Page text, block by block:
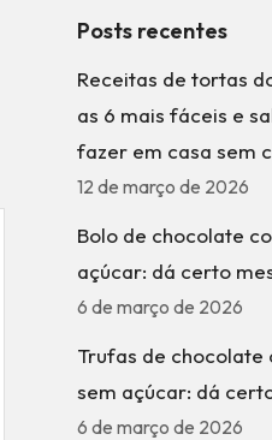
Posts recentes
Receitas de tortas
as 6 mais fáceis e
fazer em casa sem
12 de março de 2026
Bolo de chocolate
açúcar: dá certo
6 de março de 2026
Trufas de chocolate
sem açúcar: dá
6 de março de 2026